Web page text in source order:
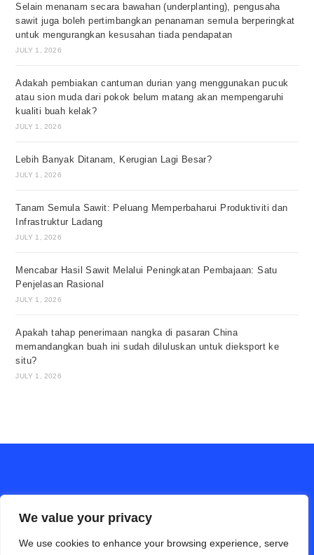
We value your privacy
We use cookies to enhance your browsing experience, serve
Selain menanam secara bawahan (underplanting), pengusaha
sawit juga boleh pertimbangkan penanaman semula berperingkat
untuk mengurangkan kesusahan tiada pendapatan
JULY 1, 2026
Adakah pembiakan cantuman durian yang menggunakan pucuk
atau sion muda dari pokok belum matang akan mempengaruhi
kualiti buah kelak?
JULY 1, 2026
Lebih Banyak Ditanam, Kerugian Lagi Besar?
JULY 1, 2026
Tanam Semula Sawit: Peluang Memperbaharui Produktiviti dan
Infrastruktur Ladang
JULY 1, 2026
Mencabar Hasil Sawit Melalui Peningkatan Pembajaan: Satu
Penjelasan Rasional
JULY 1, 2026
Apakah tahap penerimaan nangka di pasaran China
memandangkan buah ini sudah diluluskan untuk dieksport ke
situ?
JULY 1, 2026